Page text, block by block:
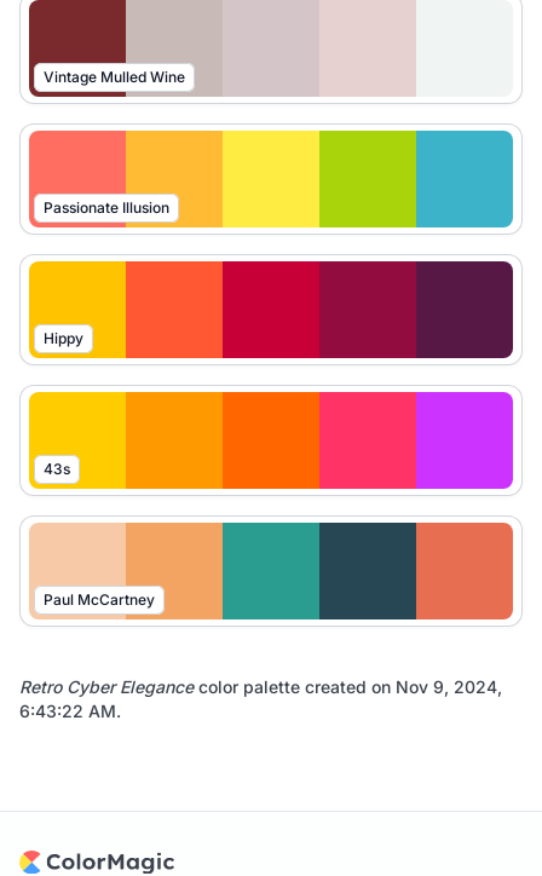
Vintage Mulled Wine
Passionate Illusion
Hippy
43s
Paul McCartney
Retro Cyber Elegancecolor palette created on Nov 9, 2024,
6:43:22 AM.